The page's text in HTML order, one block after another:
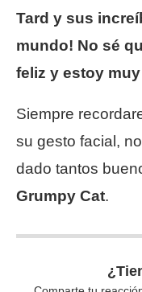
Tard y sus
mundo! No sé
feliz y estoy
Siempre
su gesto facial,
dado tantos
Grumpy Cat.